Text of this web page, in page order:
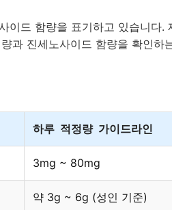
드 함량을 표기하고 있습니다.
과 진세노사이드 함량을 확인하
하루 적정량 가이드라인
3mg ~ 80mg
약 3g ~ 6g (성인 기준)